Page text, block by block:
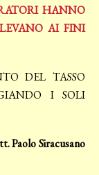
HANNO
AI FINI
DEL TASSO
I SOLI
Paolo Siracusano